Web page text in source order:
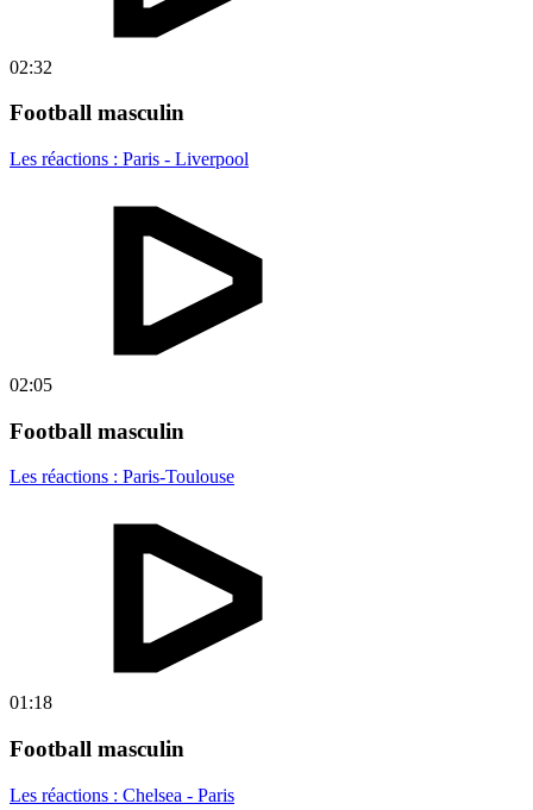
02:32
Football masculin
Les réactions : Paris - Liverpool
02:05
Football masculin
Les réactions : Paris-Toulouse
01:18
Football masculin
Les réactions : Chelsea - Paris